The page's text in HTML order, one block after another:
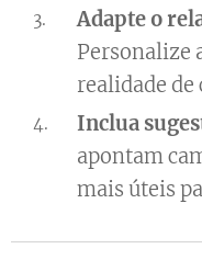
Adapte o
Personalize
realidade de
Inclua
apontam
mais úteis